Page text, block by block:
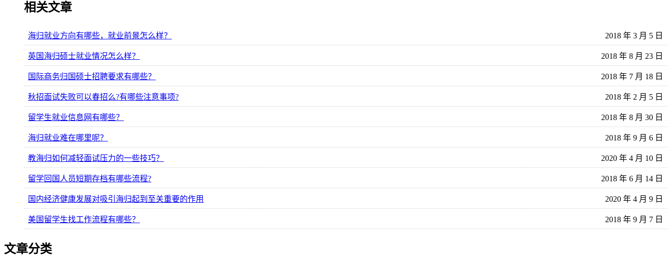
相关文章
海归就业方向有哪些，就业前景怎么样？ 2018 年 3 月 5 日
英国海归硕士就业情况怎么样？ 2018 年 8 月 23 日
国际商务归国硕士招聘要求有哪些？ 2018 年 7 月 18 日
秋招面试失败可以春招么?有哪些注意事项? 2018 年 2 月 5 日
留学生就业信息网有哪些？ 2018 年 8 月 30 日
海归就业难在哪里呢？ 2018 年 9 月 6 日
教海归如何减轻面试压力的一些技巧？ 2020 年 4 月 10 日
留学回国人员短期存档有哪些流程? 2018 年 6 月 14 日
国内经济健康发展对吸引海归起到至关重要的作用 2020 年 4 月 9 日
美国留学生找工作流程有哪些？ 2018 年 9 月 7 日
文章分类